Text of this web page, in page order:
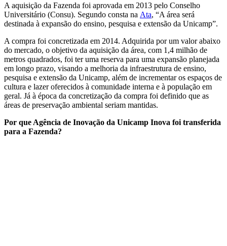
A aquisição da Fazenda foi aprovada em 2013 pelo Conselho
Universitário (Consu). Segundo consta na Ata, “A área será
destinada à expansão do ensino, pesquisa e extensão da Unicamp”.
A compra foi concretizada em 2014. Adquirida por um valor abaixo
do mercado, o objetivo da aquisição da área, com 1,4 milhão de
metros quadrados, foi ter uma reserva para uma expansão planejada
em longo prazo, visando a melhoria da infraestrutura de ensino,
pesquisa e extensão da Unicamp, além de incrementar os espaços de
cultura e lazer oferecidos à comunidade interna e à população em
geral. Já à época da concretização da compra foi definido que as
áreas de preservação ambiental seriam mantidas.
Por que Agência de Inovação da Unicamp Inova foi transferida
para a Fazenda?